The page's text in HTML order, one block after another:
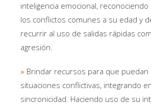
inteligencia emocional,
los conflictos comunes a su edad y
recurrir al uso de salidas rápidas
agresión.
» Brindar recursos para que
situaciones conflictivas, integrando
sincronicidad. Haciendo uso de su